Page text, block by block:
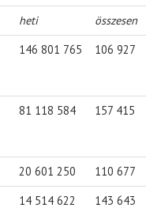
heti
összesen
146 801 765 106 927
81 118 584 157 415
20 601 250
110 677
14 514 622 143 643